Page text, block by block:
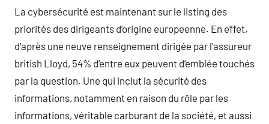
La cybersécurité est maintenant sur le listing des
priorités des dirigeants d’origine europeenne. En effet,
d’après une neuve renseignement dirigée par l’assureur
british Lloyd, 54% d’entre eux peuvent d’emblée touchés
par la question. Une qui inclut la sécurité des
informations, notamment en raison du rôle par les
informations, véritable carburant de la société, et aussi